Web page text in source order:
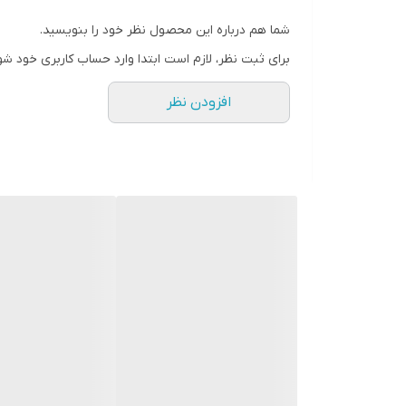
شما هم درباره این محصول نظر خود را بنویسید.
برای ثبت نظر، لازم است ابتدا وارد حساب کاربری خود
افزودن نظر